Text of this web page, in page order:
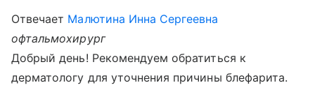
Отвечает Малютина Инна Сергеевна
офтальмохирург
Добрый день! Рекомендуем обратиться к
дерматологу для уточнения причины блефарита.